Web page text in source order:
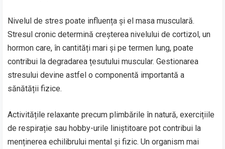
Nivelul de stres poate influența și el masa musculară.
Stresul cronic determină creșterea nivelului de cortizol, un
hormon care, în cantități mari și pe termen lung, poate
contribui la degradarea țesutului muscular. Gestionarea
stresului devine astfel o componentă importantă a
sănătății fizice.
Activitățile relaxante precum plimbările în natură, exercițiile
de respirație sau hobby-urile liniștitoare pot contribui la
menținerea echilibrului mental și fizic. Un organism mai